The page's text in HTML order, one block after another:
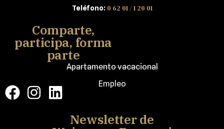
Teléfono: 0 62 01 / 1 20 01
Comparte,
participa, forma
parte
Apartamento vacacional
Empleo
Newsletter de